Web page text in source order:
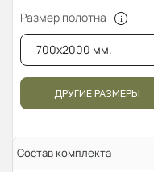
Размер полотна
700x2000 мм.
ДРУГИЕ РАЗМЕРЫ
Состав комплекта